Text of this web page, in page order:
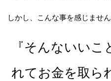
しかし、こんな事を感じませ
『そんないい
れてお金を取ら